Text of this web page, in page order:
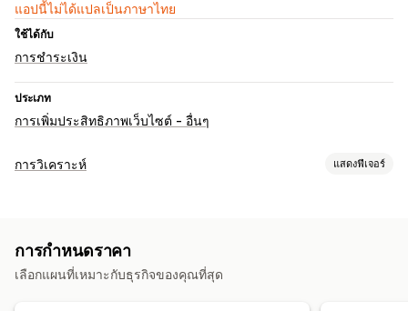
แอปนี้ไม่ได้แปลเป็นภาษาไทย
ใช้ได้กับ
การชำระเงิน
ประเภท
การเพิ่มประสิทธิภาพเว็บไซต์ - อื่นๆ
การวิเคราะห์ แสดงฟีเจอร์
ยอดเข้าชมหน้าเว็บ การวิเคราะห์ตามกลุ่ม
การตลาดและการขาย
การกำหนดราคา
เลือกแผนที่เหมาะกับธุรกิจของคุณที่สุด